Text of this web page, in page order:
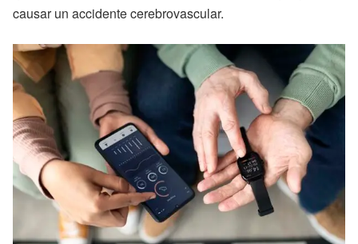
causar un accidente cerebrovascular.